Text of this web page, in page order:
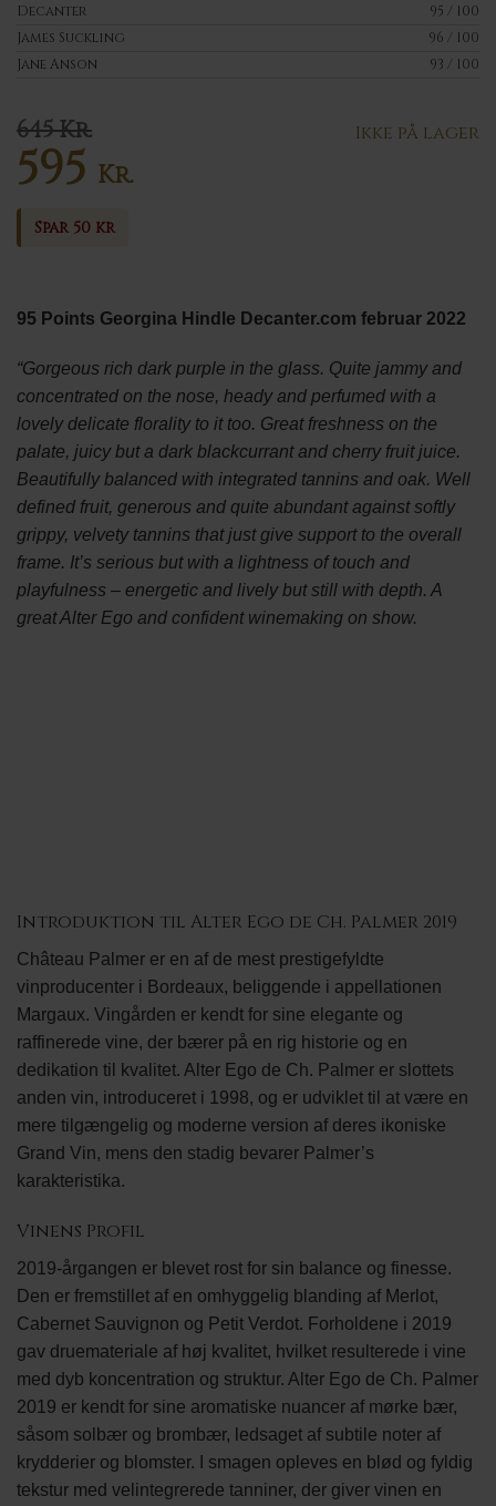
Decanter
95 / 100
James Suckling
96 / 100
Jane Anson
93 / 100
645Kr.
Den
oprindelige
pris
var:
595 Kr.
Den
aktuelle
pris
595 Kr..
Spar 50 kr
Ikke på lager
95 Points Georgina Hindle Decanter.com februar 2022
“Gorgeous rich dark purple in the glass. Quite jammy and
concentrated on the nose, heady and perfumed with a
lovely delicate florality to it too. Great freshness on the
palate, juicy but a dark blackcurrant and cherry fruit juice.
Beautifully balanced with integrated tannins and oak. Well
defined fruit, generous and quite abundant against softly
grippy, velvety tannins that just give support to the overall
frame. It’s serious but with a lightness of touch and
playfulness – energetic and lively but still with depth. A
great Alter Ego and confident winemaking on show.
Introduktion til Alter Ego de Ch. Palmer 2019
Château Palmer er en af de mest prestigefyldte
vinproducenter i Bordeaux, beliggende i appellationen
Margaux. Vingården er kendt for sine elegante og
raffinerede vine, der bærer på en rig historie og en
dedikation til kvalitet. Alter Ego de Ch. Palmer er slottets
anden vin, introduceret i 1998, og er udviklet til at være en
mere tilgængelig og moderne version af deres ikoniske
Grand Vin, mens den stadig bevarer Palmer’s
karakteristika.
Vinens Profil
2019-årgangen er blevet rost for sin balance og finesse.
Den er fremstillet af en omhyggelig blanding af Merlot,
Cabernet Sauvignon og Petit Verdot. Forholdene i 2019
gav druemateriale af høj kvalitet, hvilket resulterede i vine
med dyb koncentration og struktur. Alter Ego de Ch. Palmer
2019 er kendt for sine aromatiske nuancer af mørke bær,
såsom solbær og brombær, ledsaget af subtile noter af
krydderier og blomster. I smagen opleves en blød og fyldig
tekstur med velintegrerede tanniner, der giver vinen en